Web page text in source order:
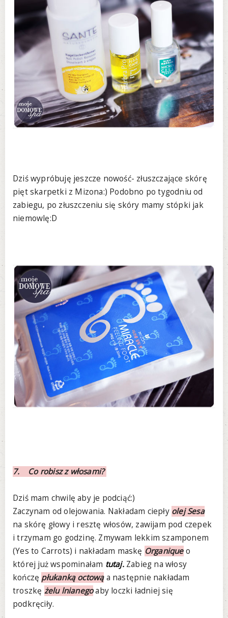
Dziś wypróbuję jeszcze nowość- złuszczające skórę
pięt skarpetki z Mizona:) Podobno po tygodniu od
zabiegu, po złuszczeniu się skóry mamy stópki jak
niemowlę:D
7. Co robisz z włosami?
Dziś mam chwilę aby je podciąć:)
Zaczynam od olejowania. Nakładam ciepły olej Sesa
na skórę głowy i resztę włosów, zawijam pod czepek
i trzymam go godzinę. Zmywam lekkim szamponem
(Yes to Carrots) i nakładam maskę Organiqueo
której już wspominałam tutaj.Zabieg na włosy
kończę płukanką octowąa następnie nakładam
troszkę żelu lnianegoaby loczki ładniej się
podkręciły.